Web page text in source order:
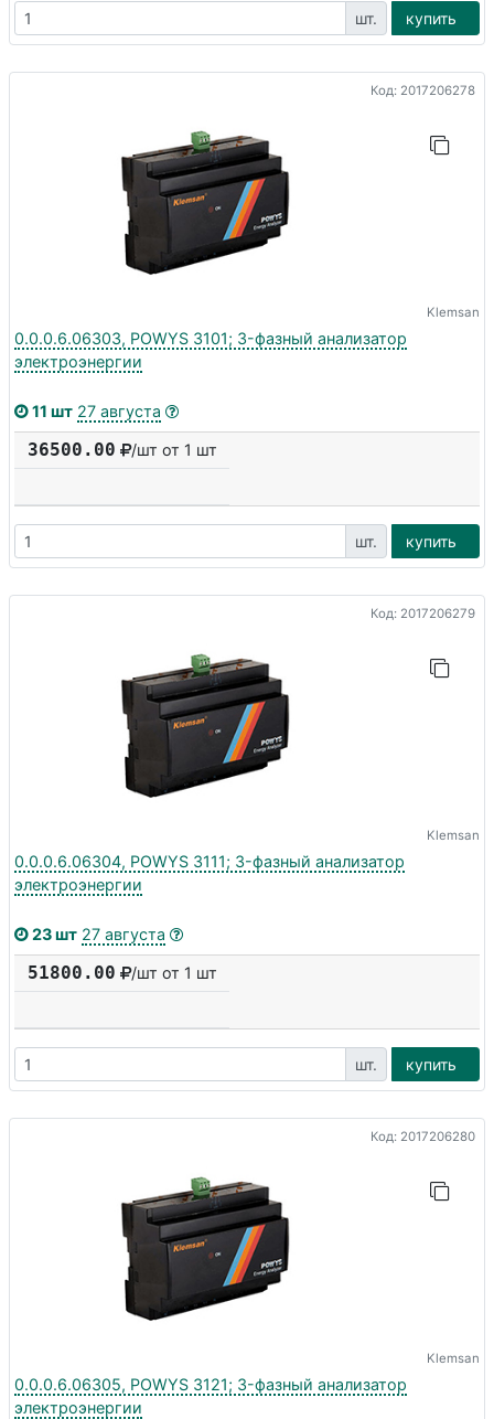
шт. купить
Код: 2017206278
Klemsan
0.0.0.6.06303, POWYS 3101; 3-фазный анализатор
электроэнергии
11 шт 27 августа
36500.00 /шт от 1 шт
шт. купить
Код: 2017206279
Klemsan
0.0.0.6.06304, POWYS 3111; 3-фазный анализатор
электроэнергии
23 шт 27 августа
51800.00 /шт от 1 шт
шт. купить
Код: 2017206280
Klemsan
0.0.0.6.06305, POWYS 3121; 3-фазный анализатор
электроэнергии